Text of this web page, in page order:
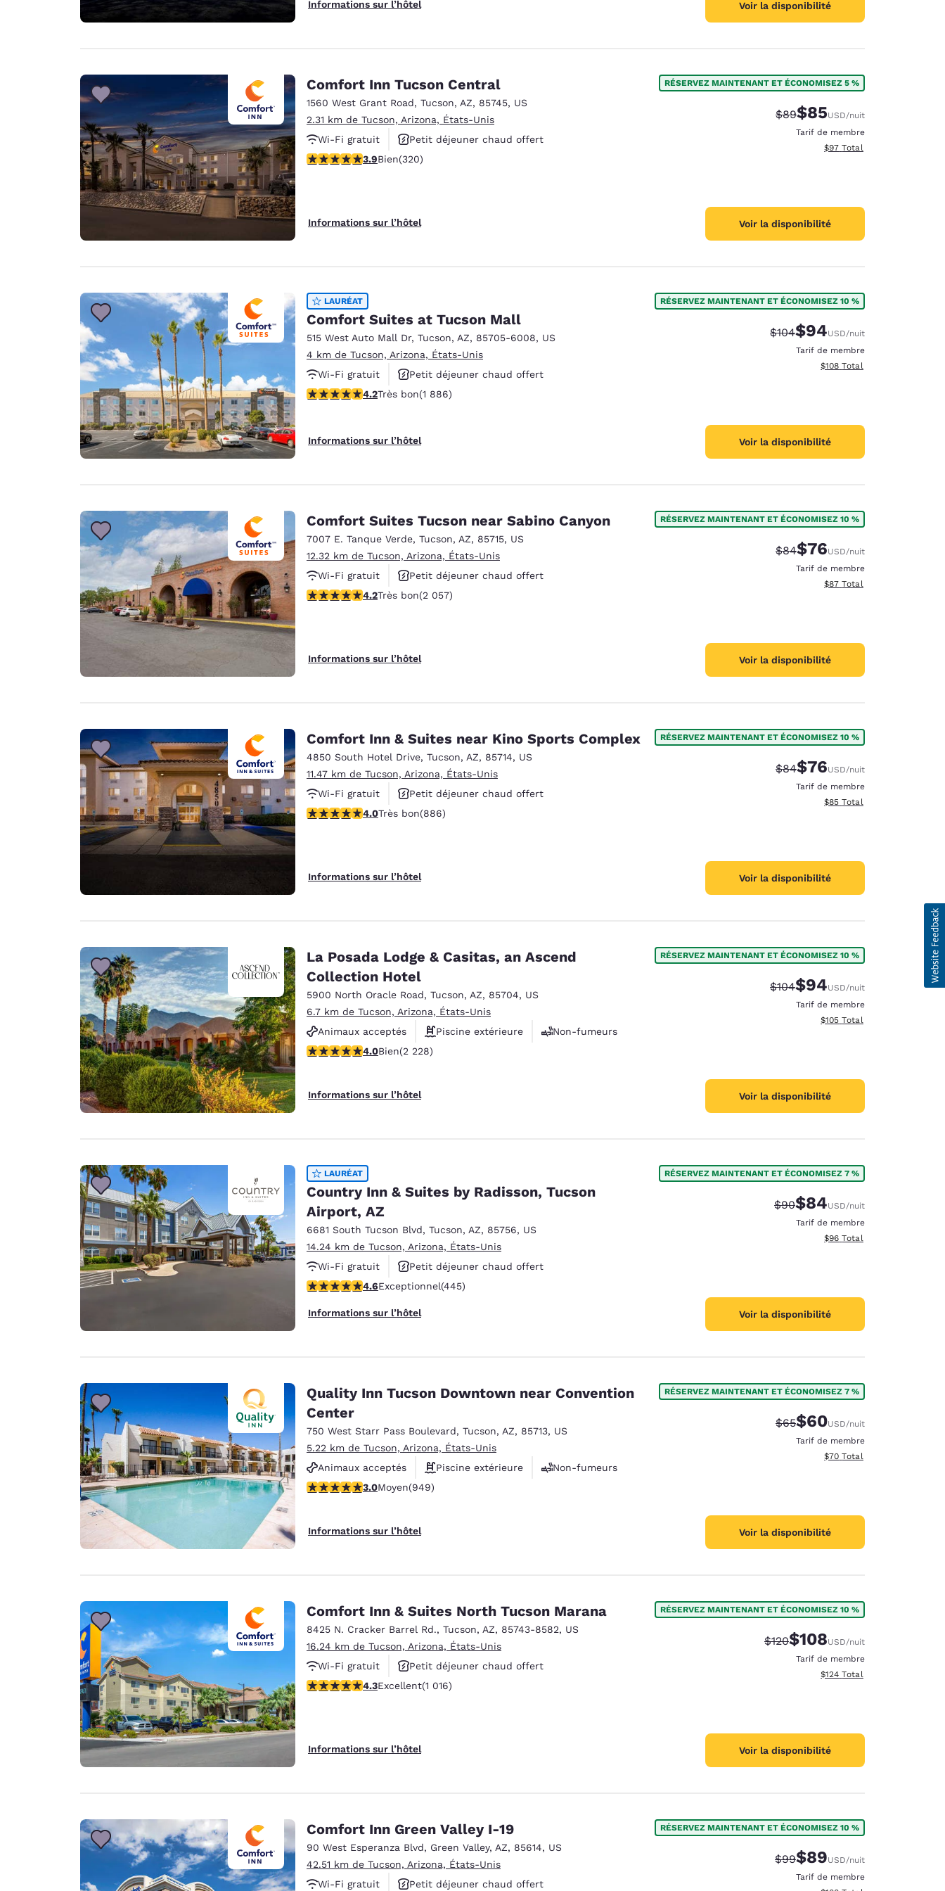
Informations sur l’hôtel Voir la disponibilité
Comfort Inn Tucson Central
1560 West Grant Road, Tucson, AZ, 85745, US
2.31 km de Tucson, Arizona, États-Unis
Wi-Fi gratuit
Petit déjeuner chaud offert
Piscine extérieure
3.86 étoiles. Bien. 320 commentaires
3.9Bien(320)
Informations sur l’hôtel
RÉSERVEZ MAINTENANT ET ÉCONOMISEZ 5 %
Tarif barré :
$89Tarif réduit :
$85USD/nuit
Tarif de membre
Afficher les détails totaux
$97 Total
Voir la disponibilité
LAURÉAT
Comfort Suites at Tucson Mall
515 West Auto Mall Dr, Tucson, AZ, 85705-6008, US
4 km de Tucson, Arizona, États-Unis
Wi-Fi gratuit
Petit déjeuner chaud offert
Piscine extérieure
4.18 étoiles. Très bon. 1886 commentaires
4.2Très bon(1 886)
Informations sur l’hôtel
RÉSERVEZ MAINTENANT ET ÉCONOMISEZ 10 %
Tarif barré :
$104Tarif réduit :
$94USD/nuit
Tarif de membre
Afficher les détails totaux
$108 Total
Voir la disponibilité
Comfort Suites Tucson near Sabino Canyon
7007 E. Tanque Verde, Tucson, AZ, 85715, US
12.32 km de Tucson, Arizona, États-Unis
Wi-Fi gratuit
Petit déjeuner chaud offert
Animaux acceptés
4.16 étoiles. Très bon. 2057 commentaires
4.2Très bon(2 057)
Informations sur l’hôtel
RÉSERVEZ MAINTENANT ET ÉCONOMISEZ 10 %
Tarif barré :
$84Tarif réduit :
$76USD/nuit
Tarif de membre
Afficher les détails totaux
$87 Total
Voir la disponibilité
Comfort Inn & Suites near Kino Sports Complex
4850 South Hotel Drive, Tucson, AZ, 85714, US
11.47 km de Tucson, Arizona, États-Unis
Wi-Fi gratuit
Petit déjeuner chaud offert
Piscine extérieure
4.05 étoiles. Très bon. 886 commentaires
4.0Très bon(886)
Informations sur l’hôtel
RÉSERVEZ MAINTENANT ET ÉCONOMISEZ 10 %
Tarif barré :
$84Tarif réduit :
$76USD/nuit
Tarif de membre
Afficher les détails totaux
$85 Total
Voir la disponibilité
La Posada Lodge & Casitas, an Ascend
Collection Hotel
5900 North Oracle Road, Tucson, AZ, 85704, US
6.7 km de Tucson, Arizona, États-Unis
Animaux acceptés
Piscine extérieure
Non-fumeurs
3.98 étoiles. Bien. 2228 commentaires
4.0Bien(2 228)
Informations sur l’hôtel
RÉSERVEZ MAINTENANT ET ÉCONOMISEZ 10 %
Tarif barré :
$104Tarif réduit :
$94USD/nuit
Tarif de membre
Afficher les détails totaux
$105 Total
Voir la disponibilité
LAURÉAT
Country Inn & Suites by Radisson, Tucson
Airport, AZ
6681 South Tucson Blvd, Tucson, AZ, 85756, US
14.24 km de Tucson, Arizona, États-Unis
Wi-Fi gratuit
Petit déjeuner chaud offert
Animaux acceptés
4.64 étoiles. Exceptionnel. 445 commentaires
4.6Exceptionnel(445)
Informations sur l’hôtel
RÉSERVEZ MAINTENANT ET ÉCONOMISEZ 7 %
Tarif barré :
$90Tarif réduit :
$84USD/nuit
Tarif de membre
Afficher les détails totaux
$96 Total
Voir la disponibilité
Quality Inn Tucson Downtown near Convention
Center
750 West Starr Pass Boulevard, Tucson, AZ, 85713, US
5.22 km de Tucson, Arizona, États-Unis
Animaux acceptés
Piscine extérieure
Non-fumeurs
2.99 étoiles. Moyen. 949 commentaires
3.0Moyen(949)
Informations sur l’hôtel
RÉSERVEZ MAINTENANT ET ÉCONOMISEZ 7 %
Tarif barré :
$65Tarif réduit :
$60USD/nuit
Tarif de membre
Afficher les détails totaux
$70 Total
Voir la disponibilité
Comfort Inn & Suites North Tucson Marana
8425 N. Cracker Barrel Rd., Tucson, AZ, 85743-8582, US
16.24 km de Tucson, Arizona, États-Unis
Wi-Fi gratuit
Petit déjeuner chaud offert
Piscine extérieure
4.35 étoiles. Excellent. 1016 commentaires
4.3Excellent(1 016)
Informations sur l’hôtel
RÉSERVEZ MAINTENANT ET ÉCONOMISEZ 10 %
Tarif barré :
$120Tarif réduit :
$108USD/nuit
Tarif de membre
Afficher les détails totaux
$124 Total
Voir la disponibilité
Comfort Inn Green Valley I-19
90 West Esperanza Blvd, Green Valley, AZ, 85614, US
42.51 km de Tucson, Arizona, États-Unis
Wi-Fi gratuit
Petit déjeuner chaud offert
RÉSERVEZ MAINTENANT ET ÉCONOMISEZ 10 %
Tarif barré :
$99Tarif réduit :
$89USD/nuit
Tarif de membre